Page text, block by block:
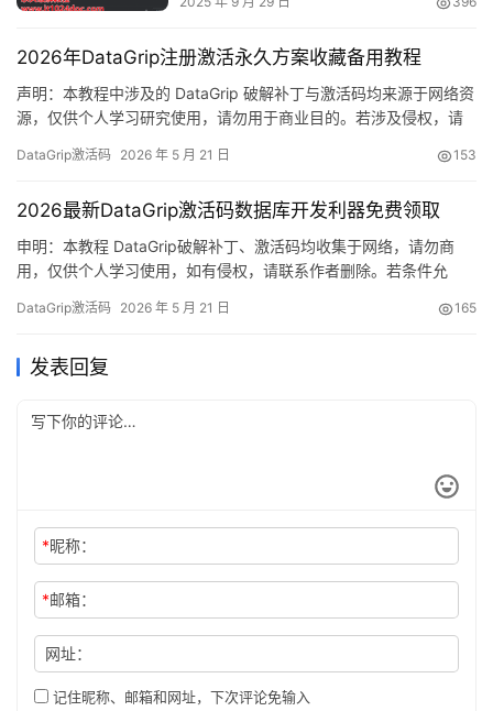
2026年DataGrip注册激活永久方案收藏备用教程
声明：本教程中涉及的 DataGrip 破解补丁与激活码均来源于网络资
源，仅供个人学习研究使用，请勿用于商业目的。若涉及侵权，请
版软件！ 无需多言，先展示 DataGrip 2025.2.1 版本成功激活后的
年，使用体验非常顺畅！ 接下来，…
DataGrip激活码 2026 年 5 月 21 日 153
2026最新DataGrip激活码数据库开发利器免费领取
申明：本教程 DataGrip破解补丁、激活码均收集于网络，请勿商
用，仅供个人学习使用，如有侵权，请联系作者删除。若条件允
器，功能强大，适用于 Windows、Mac 和 Linux 系统。本文将详细
是什么版本、什么操作…
DataGrip激活码 2026 年 5 月 21 日 165
发表回复
*昵称：
*邮箱：
网址：
记住昵称、邮箱和网址，下次评论免输入